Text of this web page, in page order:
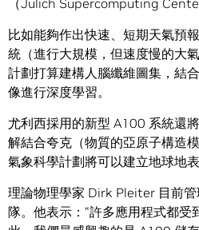
（Jülich Supercomputing
比如能夠作出快速、短期天氣預
統（進行大規模，但速度慢的大
計劃打算建構人腦纖維圖集，結
像進行深度學習。
尤利西採用的新型 A100 系統還
解結合夸克（物質的亞原子構造
氣象科學計劃將可以建立地球地
理論物理學家 Dirk Pleiter 目前
隊。他表示：“許多應用程式都受